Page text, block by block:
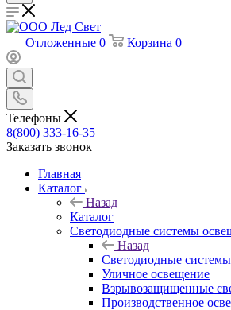
Отложенные 0 Корзина 0
Телефоны
8(800) 333-16-35
Заказать звонок
Главная
Каталог
Назад
Каталог
Светодиодные системы
Назад
Светодиодные
Уличное освещение
Взрывозащищенные
Производственное